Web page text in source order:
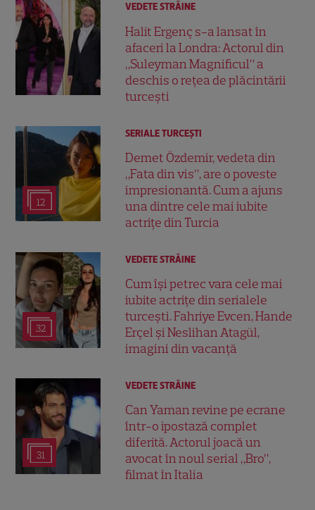
VEDETE STRĂINE
Halit Ergenç s-a lansat în
afaceri la Londra: Actorul din
„Suleyman Magnificul” a
deschis o rețea de plăcintării
turcești
12
SERIALE TURCEŞTI
Demet Özdemir, vedeta din
„Fata din vis”, are o poveste
impresionantă. Cum a ajuns
una dintre cele mai iubite
actrițe din Turcia
32
VEDETE STRĂINE
Cum își petrec vara cele mai
iubite actrițe din serialele
turcești. Fahriye Evcen, Hande
Erçel și Neslihan Atagül,
imagini din vacanță
31
VEDETE STRĂINE
Can Yaman revine pe ecrane
într-o ipostază complet
diferită. Actorul joacă un
avocat în noul serial „Bro”,
filmat în Italia